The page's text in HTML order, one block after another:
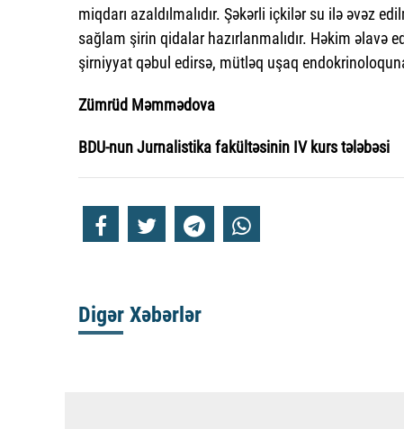
miqdarı azaldılmalıdır. Şəkərli içkilər su ilə əvəz
sağlam şirin qidalar hazırlanmalıdır. Həkim əlavə
şirniyyat qəbul edirsə, mütləq uşaq
Zümrüd Məmmədova
BDU-nun Jurnalistika fakültəsinin IV kurs tələbəsi
Digər Xəbərlər